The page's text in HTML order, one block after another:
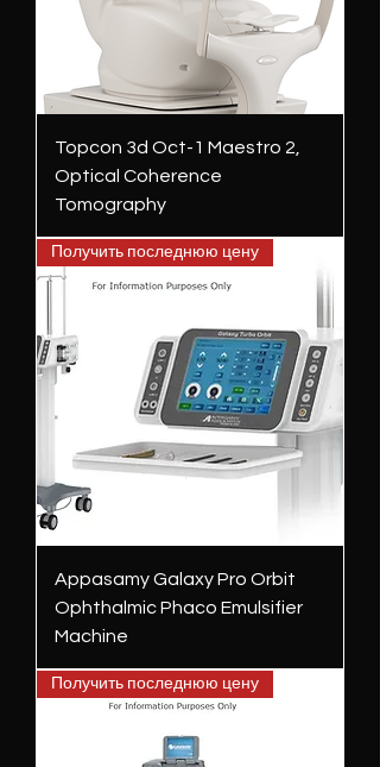
Topcon 3d Oct-1 Maestro 2,
Optical Coherence
Tomography
Получить последнюю цену
Appasamy Galaxy Pro Orbit
Ophthalmic Phaco Emulsifier
Machine
Получить последнюю цену